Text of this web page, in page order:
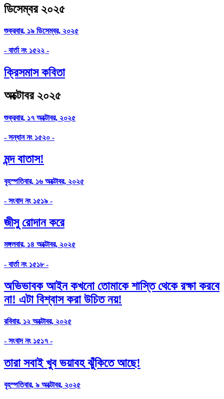
ডিসেম্বর ২০২৫
শুক্রবার, ১৯ ডিসেম্বর, ২০২৫
- বার্তা নং ১৫২২ -
ক্রিসমাস কবিতা
অক্টোবর ২০২৫
শুক্রবার, ১৭ অক্টোবর, ২০২৫
- সন্ধান নং ১৫২০ -
মন্দ বাতাস!
বৃহস্পতিবার, ১৬ অক্টোবর, ২০২৫
- সংবাদ নং ১৫১৯ -
জীসু রোদান করে
মঙ্গলবার, ১৪ অক্টোবর, ২০২৫
- বার্তা নং ১৫১৮ -
অভিভাবক আইন কখনো তোমাকে শাস্তি থেকে রক্ষা করবে
না! এটা বিশ্বাস করা উচিত নয়!
রবিবার, ১২ অক্টোবর, ২০২৫
- সংবাদ নং ১৫১৭ -
তারা সবাই খুব ভয়াবহ ঝুঁকিতে আছে!
বৃহস্পতিবার, ৯ অক্টোবর, ২০২৫